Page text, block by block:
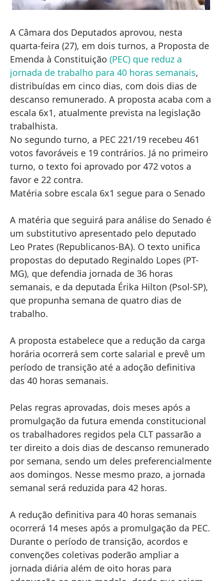
A Câmara dos Deputados aprovou, nesta
quarta-feira (27), em dois turnos, a Proposta de
Emenda à Constituição (PEC) que reduz a
jornada de trabalho para 40 horas semanais,
distribuídas em cinco dias, com dois dias de
descanso remunerado. A proposta acaba com a
escala 6x1, atualmente prevista na legislação
trabalhista.
No segundo turno, a PEC 221/19 recebeu 461
votos favoráveis e 19 contrários. Já no primeiro
turno, o texto foi aprovado por 472 votos a
favor e 22 contra.
Matéria sobre escala 6x1 segue para o Senado
A matéria que seguirá para análise do Senado é
um substitutivo apresentado pelo deputado
Leo Prates (Republicanos-BA). O texto unifica
propostas do deputado Reginaldo Lopes (PT-
MG), que defendia jornada de 36 horas
semanais, e da deputada Érika Hilton (Psol-SP),
que propunha semana de quatro dias de
trabalho.
A proposta estabelece que a redução da carga
horária ocorrerá sem corte salarial e prevê um
período de transição até a adoção definitiva
das 40 horas semanais.
Pelas regras aprovadas, dois meses após a
promulgação da futura emenda constitucional
os trabalhadores regidos pela CLT passarão a
ter direito a dois dias de descanso remunerado
por semana, sendo um deles preferencialmente
aos domingos. Nesse mesmo prazo, a jornada
semanal será reduzida para 42 horas.
A redução definitiva para 40 horas semanais
ocorrerá 14 meses após a promulgação da PEC.
Durante o período de transição, acordos e
convenções coletivas poderão ampliar a
jornada diária além de oito horas para